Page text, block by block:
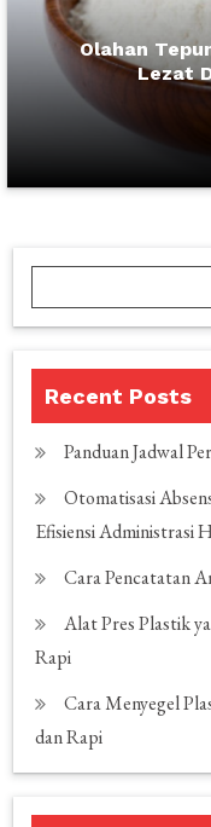
Olahan
Lezat
Recent Posts
Panduan Jadwal
Otomatisasi
Efisiensi Administrasi
Cara Pencatatan
Alat Pres Plastik
Rapi
Cara Menyegel
dan Rapi